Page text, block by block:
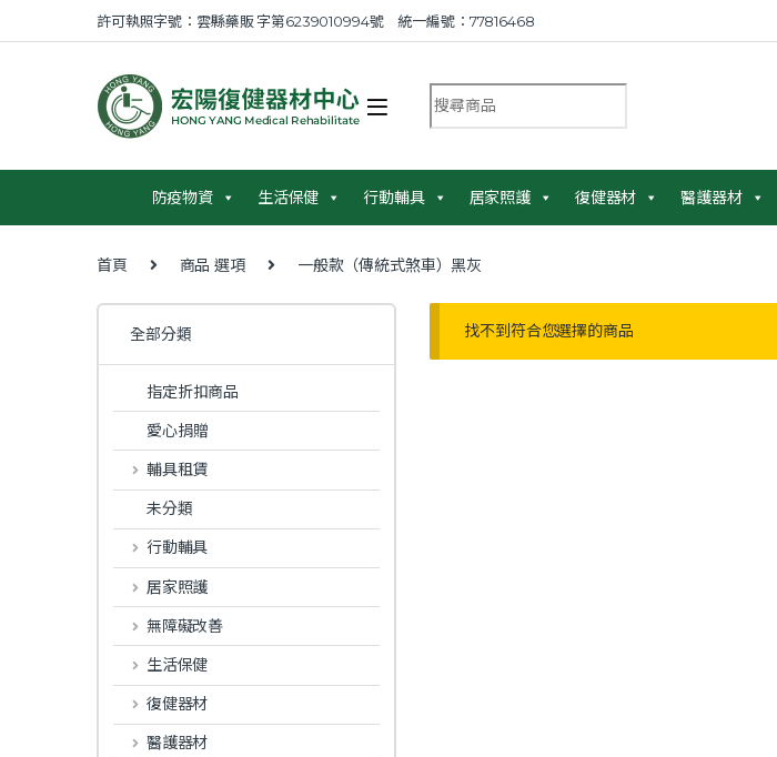
Skip to navigation
Skip to content許可執照字號：雲縣藥販 字第6239010994號 統一編號：77816468
搜尋商品：
防疫物資 生活保健 行動輔具 居家照護 復健器材 醫護器材
首頁 商品 選項 一般款（傳統式煞車）黑灰
找不到符合您選擇的商品
全部分類
指定折扣商品
愛心捐贈
輔具租賃
未分類
行動輔具
居家照護
無障礙改善
生活保健
復健器材
醫護器材